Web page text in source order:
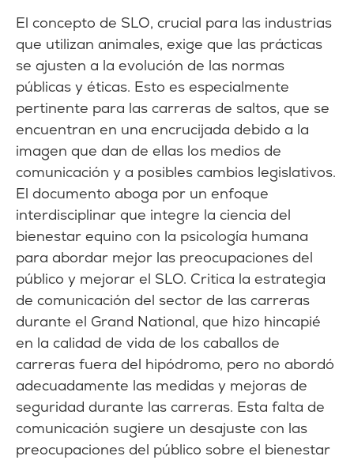
El concepto de SLO, crucial para las industrias
que utilizan animales, exige que las prácticas
se ajusten a la evolución de las normas
públicas y éticas. Esto es especialmente
pertinente para las carreras de saltos, que se
encuentran en una encrucijada debido a la
imagen que dan de ellas los medios de
comunicación y a posibles cambios legislativos.
El documento aboga por un enfoque
interdisciplinar que integre la ciencia del
bienestar equino con la psicología humana
para abordar mejor las preocupaciones del
público y mejorar el SLO. Critica la estrategia
de comunicación del sector de las carreras
durante el Grand National, que hizo hincapié
en la calidad de vida de los caballos de
carreras fuera del hipódromo, pero no abordó
adecuadamente las medidas y mejoras de
seguridad durante las carreras. Esta falta de
comunicación sugiere un desajuste con las
preocupaciones del público sobre el bienestar